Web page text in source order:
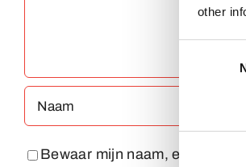
other
Bewaar mijn naam, e-